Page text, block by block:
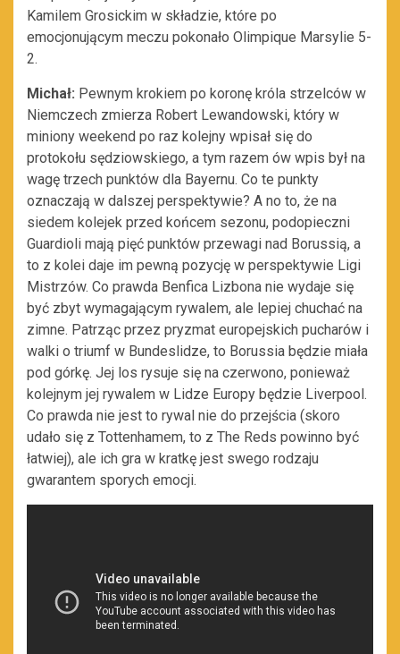
Kamilem Grosickim w składzie, które po
emocjonującym meczu pokonało Olimpique Marsylie 5-
2.
Michał: Pewnym krokiem po koronę króla strzelców w
Niemczech zmierza Robert Lewandowski, który w
miniony weekend po raz kolejny wpisał się do
protokołu sędziowskiego, a tym razem ów wpis był na
wagę trzech punktów dla Bayernu. Co te punkty
oznaczają w dalszej perspektywie? A no to, że na
siedem kolejek przed końcem sezonu, podopieczni
Guardioli mają pięć punktów przewagi nad Borussią, a
to z kolei daje im pewną pozycję w perspektywie Ligi
Mistrzów. Co prawda Benfica Lizbona nie wydaje się
być zbyt wymagającym rywalem, ale lepiej chuchać na
zimne. Patrząc przez pryzmat europejskich pucharów i
walki o triumf w Bundeslidze, to Borussia będzie miała
pod górkę. Jej los rysuje się na czerwono, ponieważ
kolejnym jej rywalem w Lidze Europy będzie Liverpool.
Co prawda nie jest to rywal nie do przejścia (skoro
udało się z Tottenhamem, to z The Reds powinno być
łatwiej), ale ich gra w kratkę jest swego rodzaju
gwarantem sporych emocji.